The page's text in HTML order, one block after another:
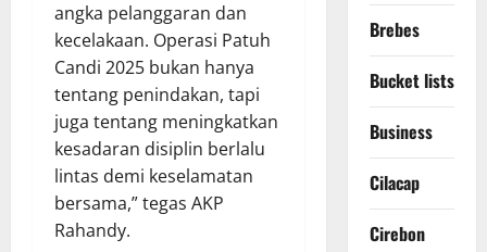
angka pelanggaran dan
kecelakaan. Operasi Patuh
Candi 2025 bukan hanya
tentang penindakan, tapi
juga tentang meningkatkan
kesadaran disiplin berlalu
lintas demi keselamatan
bersama,” tegas AKP
Rahandy.
Brebes
Bucket lists
Business
Cilacap
Cirebon